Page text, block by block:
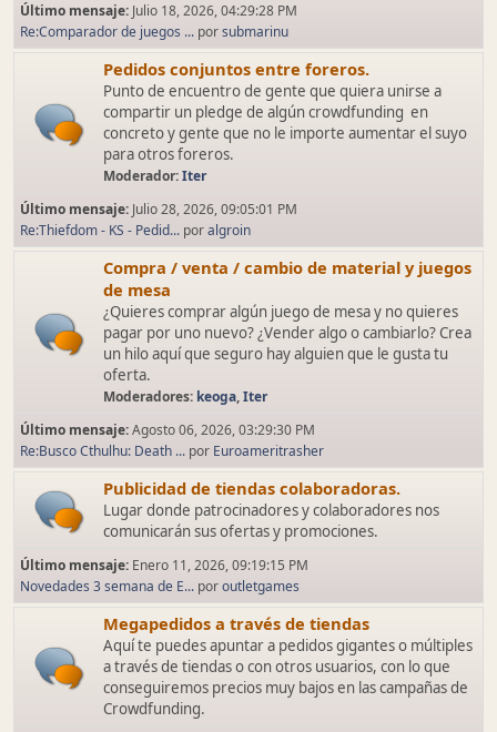
Último mensaje: Julio 18, 2026, 04:29:28 PM
Re:Comparador de juegos ... porsubmarinu
Pedidos conjuntos entre foreros.
Punto de encuentro de gente que quiera unirse a
compartir un pledge de algún crowdfunding en
concreto y gente que no le importe aumentar el suyo
para otros foreros.
Moderador:Iter
Último mensaje: Julio 28, 2026, 09:05:01 PM
Re:Thiefdom - KS - Pedid... poralgroin
Compra / venta / cambio de material y juegos
de mesa
¿Quieres comprar algún juego de mesa y no quieres
pagar por uno nuevo? ¿Vender algo o cambiarlo? Crea
un hilo aquí que seguro hay alguien que le gusta tu
oferta.
Moderadores: keoga,Iter
Último mensaje:Agosto 06, 2026, 03:29:30 PM
Re:Busco Cthulhu: Death ... por Euroameritrasher
Publicidad de tiendas colaboradoras.
Lugar donde patrocinadores y colaboradores nos
comunicarán sus ofertas y promociones.
Último mensaje: Enero 11, 2026, 09:19:15 PM
Novedades 3 semana de E... poroutletgames
Megapedidos a través de tiendas
Aquí te puedes apuntar a pedidos gigantes o múltiples
a través de tiendas o con otros usuarios, con lo que
conseguiremos precios muy bajos en las campañas de
Crowdfunding.